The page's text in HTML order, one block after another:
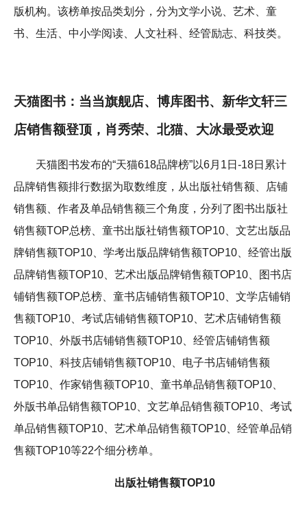
版机构。该榜单按品类划分，分为文学小说、艺术、童
书、生活、中小学阅读、人文社科、经管励志、科技类。
天猫图书：当当旗舰店、博库图书、新华文轩三
店销售额登顶，肖秀荣、北猫、大冰最受欢迎
天猫图书发布的“天猫618品牌榜”以6月1日-18日累计
品牌销售额排行数据为取数维度，从出版社销售额、店铺
销售额、作者及单品销售额三个角度，分列了图书出版社
销售额TOP总榜、童书出版社销售额TOP10、文艺出版品
牌销售额TOP10、学考出版品牌销售额TOP10、经管出版
品牌销售额TOP10、艺术出版品牌销售额TOP10、图书店
铺销售额TOP总榜、童书店铺销售额TOP10、文学店铺销
售额TOP10、考试店铺销售额TOP10、艺术店铺销售额
TOP10、外版书店铺销售额TOP10、经管店铺销售额
TOP10、科技店铺销售额TOP10、电子书店铺销售额
TOP10、作家销售额TOP10、童书单品销售额TOP10、
外版书单品销售额TOP10、文艺单品销售额TOP10、考试
单品销售额TOP10、艺术单品销售额TOP10、经管单品销
售额TOP10等22个细分榜单。
出版社销售额TOP10